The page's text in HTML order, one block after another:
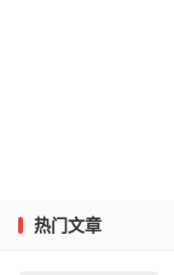
热门文章